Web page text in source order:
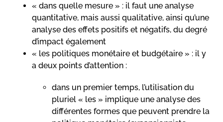
« dans quelle mesure » : il faut une analyse
quantitative, mais aussi qualitative, ainsi qu’une
analyse des effets positifs et négatifs, du degré
d’impact également
« les politiques monétaire et budgétaire » : il y
a deux points d’attention :
dans un premier temps, l’utilisation du
pluriel « les » implique une analyse des
différentes formes que peuvent prendre la